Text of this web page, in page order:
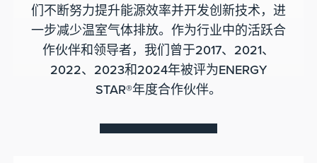
们不断努力提升能源效率并开发创新技术，进
一步减少温室气体排放。作为行业中的活跃合
作伙伴和领导者，我们曾于2017、2021、
2022、2023和2024年被评为ENERGY
STAR®年度合作伙伴。